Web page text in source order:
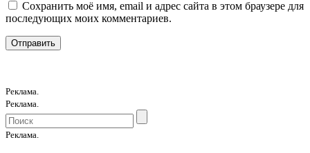
Сохранить моё имя, email и адрес сайта в этом браузере для
последующих моих комментариев.
Реклама.
Реклама.
Реклама.